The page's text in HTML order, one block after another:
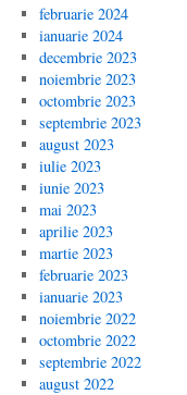
februarie 2024
ianuarie 2024
decembrie 2023
noiembrie 2023
octombrie 2023
septembrie 2023
august 2023
iulie 2023
iunie 2023
mai 2023
aprilie 2023
martie 2023
februarie 2023
ianuarie 2023
noiembrie 2022
octombrie 2022
septembrie 2022
august 2022